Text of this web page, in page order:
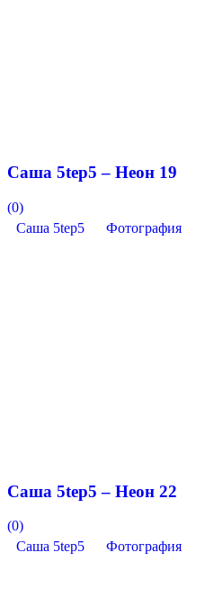
Саша 5tep5 – Неон 19
(0)
Саша 5tep5
Фотография
Саша 5tep5 – Неон 22
(0)
Саша 5tep5
Фотография